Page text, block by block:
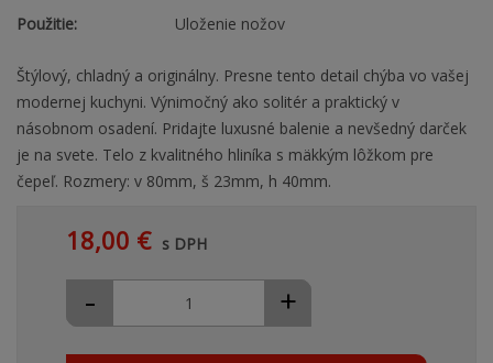
Použitie:
Uloženie nožov
Štýlový, chladný a originálny. Presne tento detail chýba vo vašej
modernej kuchyni. Výnimočný ako solitér a praktický v
násobnom osadení. Pridajte luxusné balenie a nevšedný darček
je na svete. Telo z kvalitného hliníka s mäkkým lôžkom pre
čepeľ. Rozmery: v 80mm, š 23mm, h 40mm.
18,00 € s DPH
+
-